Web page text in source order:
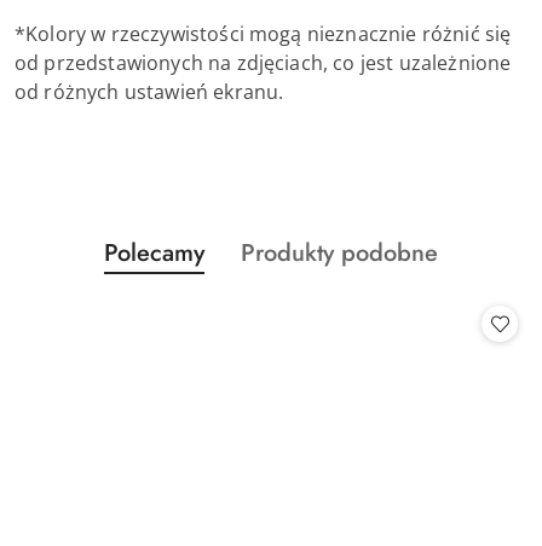
*Kolory w rzeczywistości mogą nieznacznie różnić się
od przedstawionych na zdjęciach, co jest uzależnione
od różnych ustawień ekranu.
Pomiń karuzelę produktów
Produkty
o
Polecamy
Produkty
Produkty podobne